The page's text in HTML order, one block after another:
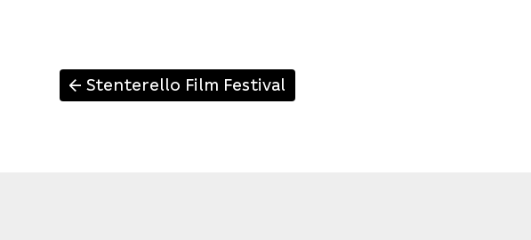
↑ Stenterello Film Festival